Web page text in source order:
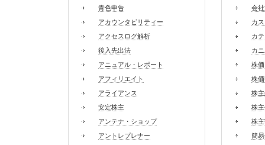
青色申告
アカウンタビリティー
アクセスログ解析
後入先出法
アニュアル・レポート
アフィリエイト
アライアンス
安定株主
アンテナ・ショップ
アントレプレナー
会
カ
カ
カ
株価
株
株
株
株
簡